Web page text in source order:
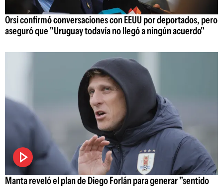
Orsi confirmó conversaciones con EEUU por deportados, pero
aseguró que "Uruguay todavía no llegó a ningún acuerdo"
Manta reveló el plan de Diego Forlán para generar "sentido